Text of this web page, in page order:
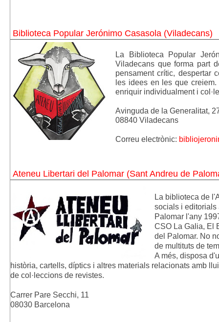
Biblioteca Popular Jerónimo Casasola (Viladecans)
La Biblioteca Popular
Viladecans que forma part
pensament crític, despertar
les idees en les que
enriquir individualment i
Avinguda de la Generalitat,
08840 Viladecans
Correu electrònic:
Ateneu Libertari del Palomar (Sant Andreu de
La biblioteca de
socials i editorials
Palomar l'any
CSO La Galia, El
del Palomar. No
de multituts de
A més, disposa
història, cartells, díptics i altres materials relacionats amb
de col·leccions de revistes.
Carrer Pare Secchi, 11
08030 Barcelona